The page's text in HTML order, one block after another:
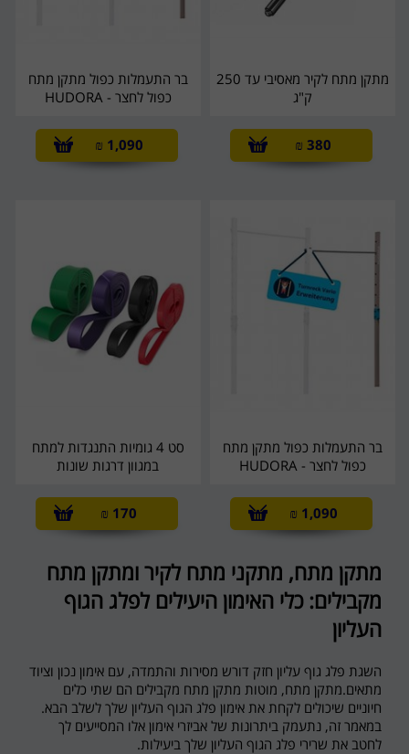
מתקן מתח לקיר מאסיבי עד 250
ק"ג
380
₪
בר התעמלות כפול מתקן מתח
כפול לחצר - HUDORA
1,090
₪
בר התעמלות כפול מתקן מתח
כפול לחצר - HUDORA
1,090
₪
סט 4 גומיות התנגדות למתח
במגוון דרגות שונות
170
₪
מתקן מתח, מתקני מתח לקיר ומתקן מתח
מקבילים: כלי האימון היעילים לפלג הגוף
העליון
השגת פלג גוף עליון חזק דורש מסירות והתמדה, עם אימון נכון וציוד
מתאים.מתקן מתח, מוטות מתקן מתח מקבילים הם שתי כלים
חיוניים שיכולים לקחת את אימון פלג הגוף העליון שלך לשלב הבא.
במאמר זה, נתעמק ביתרונות של אביזרי אימון אלו המסייעים לך
לחטב את שרירי פלג הגוף העליון שלך ביעילות.